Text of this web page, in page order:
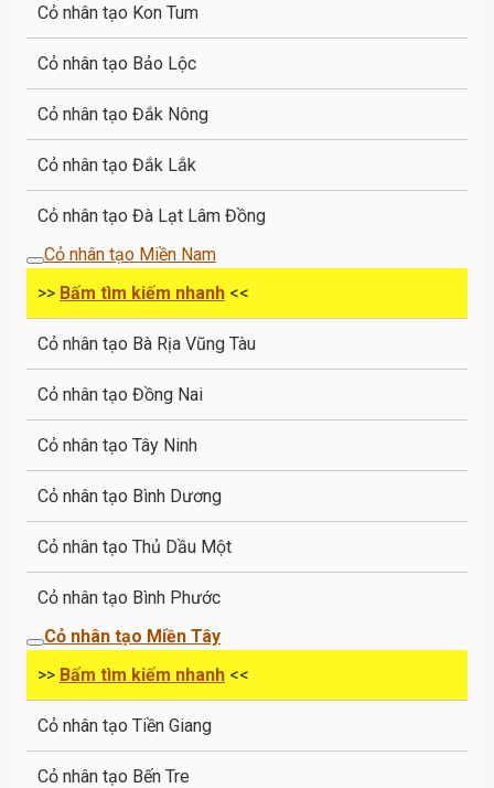
Cỏ nhân tạo Kon Tum
Cỏ nhân tạo Bảo Lộc
Cỏ nhân tạo Đắk Nông
Cỏ nhân tạo Đắk Lắk
Cỏ nhân tạo Đà Lạt Lâm Đồng
Cỏ nhân tạo Miền Nam
>> Bấm tìm kiếm nhanh <<
Cỏ nhân tạo Bà Rịa Vũng Tàu
Cỏ nhân tạo Đồng Nai
Cỏ nhân tạo Tây Ninh
Cỏ nhân tạo Bình Dương
Cỏ nhân tạo Thủ Dầu Một
Cỏ nhân tạo Bình Phước
Cỏ nhân tạo Miền Tây
>> Bấm tìm kiếm nhanh <<
Cỏ nhân tạo Tiền Giang
Cỏ nhân tạo Bến Tre